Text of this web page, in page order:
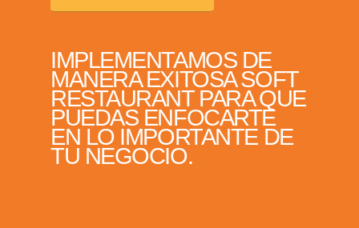
IMPLEMENTAMOS DE
MANERA EXITOSA SOFT
RESTAURANT PARA QUE
PUEDAS ENFOCARTE
EN LO IMPORTANTE DE
TU NEGOCIO.